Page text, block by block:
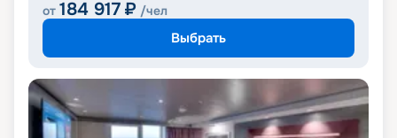
от 184 917 ₽ /чел
Выбрать